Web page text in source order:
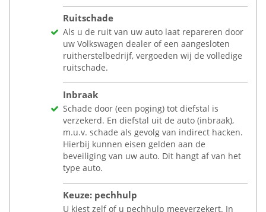
Ruitschade
Als u de ruit van uw auto laat repareren door
uw Volkswagen dealer of een aangesloten
ruitherstelbedrijf, vergoeden wij de volledige
ruitschade.
Inbraak
Schade door (een poging) tot diefstal is
verzekerd. En diefstal uit de auto (inbraak),
m.u.v. schade als gevolg van indirect hacken.
Hierbij kunnen eisen gelden aan de
beveiliging van uw auto. Dit hangt af van het
type auto.
Keuze: pechhulp
U kiest zelf of u pechhulp meeverzekert. In